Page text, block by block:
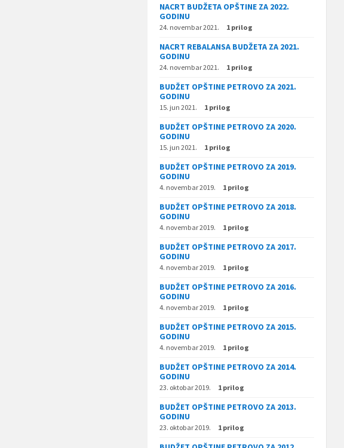
NACRT BUDŽETA OPŠTINE ZA 2022.
GODINU
24. novembar 2021. 1 prilog
NACRT REBALANSA BUDŽETA ZA 2021.
GODINU
24. novembar 2021. 1 prilog
BUDŽET OPŠTINE PETROVO ZA 2021.
GODINU
15. jun 2021. 1 prilog
BUDŽET OPŠTINE PETROVO ZA 2020.
GODINU
15. jun 2021. 1 prilog
BUDŽET OPŠTINE PETROVO ZA 2019.
GODINU
4. novembar 2019. 1 prilog
BUDŽET OPŠTINE PETROVO ZA 2018.
GODINU
4. novembar 2019. 1 prilog
BUDŽET OPŠTINE PETROVO ZA 2017.
GODINU
4. novembar 2019. 1 prilog
BUDŽET OPŠTINE PETROVO ZA 2016.
GODINU
4. novembar 2019. 1 prilog
BUDŽET OPŠTINE PETROVO ZA 2015.
GODINU
4. novembar 2019. 1 prilog
BUDŽET OPŠTINE PETROVO ZA 2014.
GODINU
23. oktobar 2019. 1 prilog
BUDŽET OPŠTINE PETROVO ZA 2013.
GODINU
23. oktobar 2019. 1 prilog